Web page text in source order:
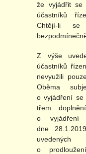
že vyjádřit se
účastníků
Chtějí-li
Z výše
účastníků
nevyužili
Oběma
o vyjádření se
třem
o vyjádření
dne
uvedených
o